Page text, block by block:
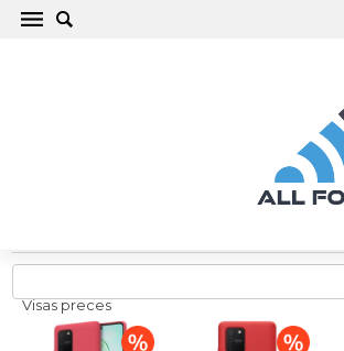
Galaxy S S10 Lite Telefona
Visas preces